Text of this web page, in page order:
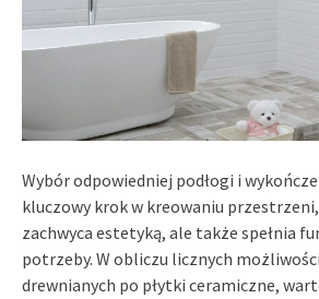
Wybór odpowiedniej podłogi i
kluczowy krok w kreowaniu
zachwyca estetyką, ale także spełnia
potrzeby. W obliczu licznych
drewnianych po płytki ceramiczne,